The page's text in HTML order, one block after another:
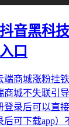
音黑科
口
端商城涨粉挂
城不失联引
录后可以直
可下载app）